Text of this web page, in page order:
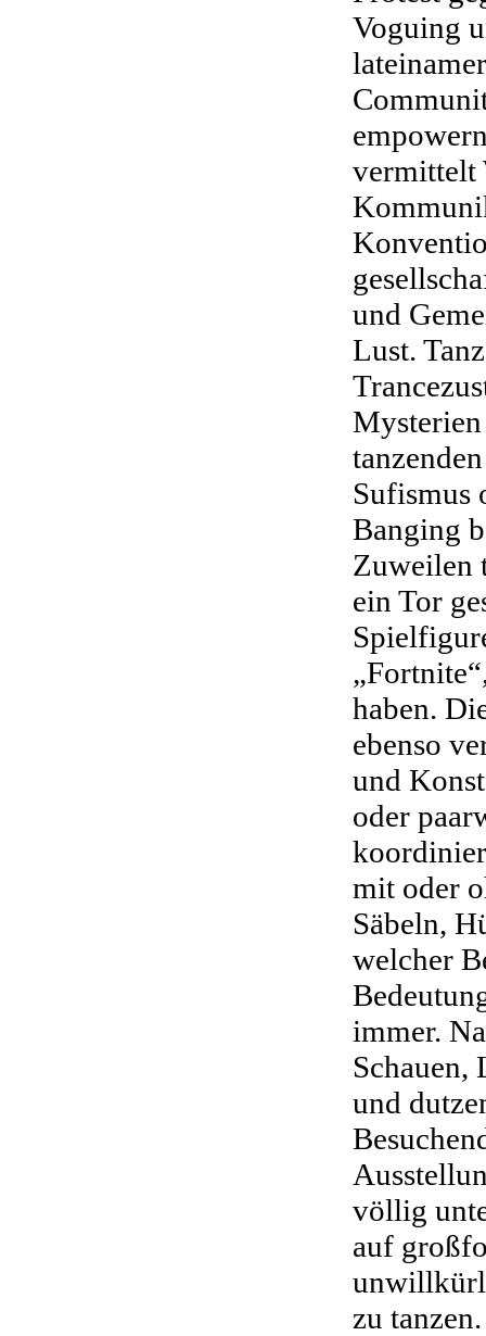
Voguing
vermittelt
und
Lust.
Sufismus
Banging
Zuweilen
ein Tor
haben.
ebenso
und
oder
mit oder
Säbeln,
welcher
immer.
Schauen,
und
völlig
auf
zu tanzen.